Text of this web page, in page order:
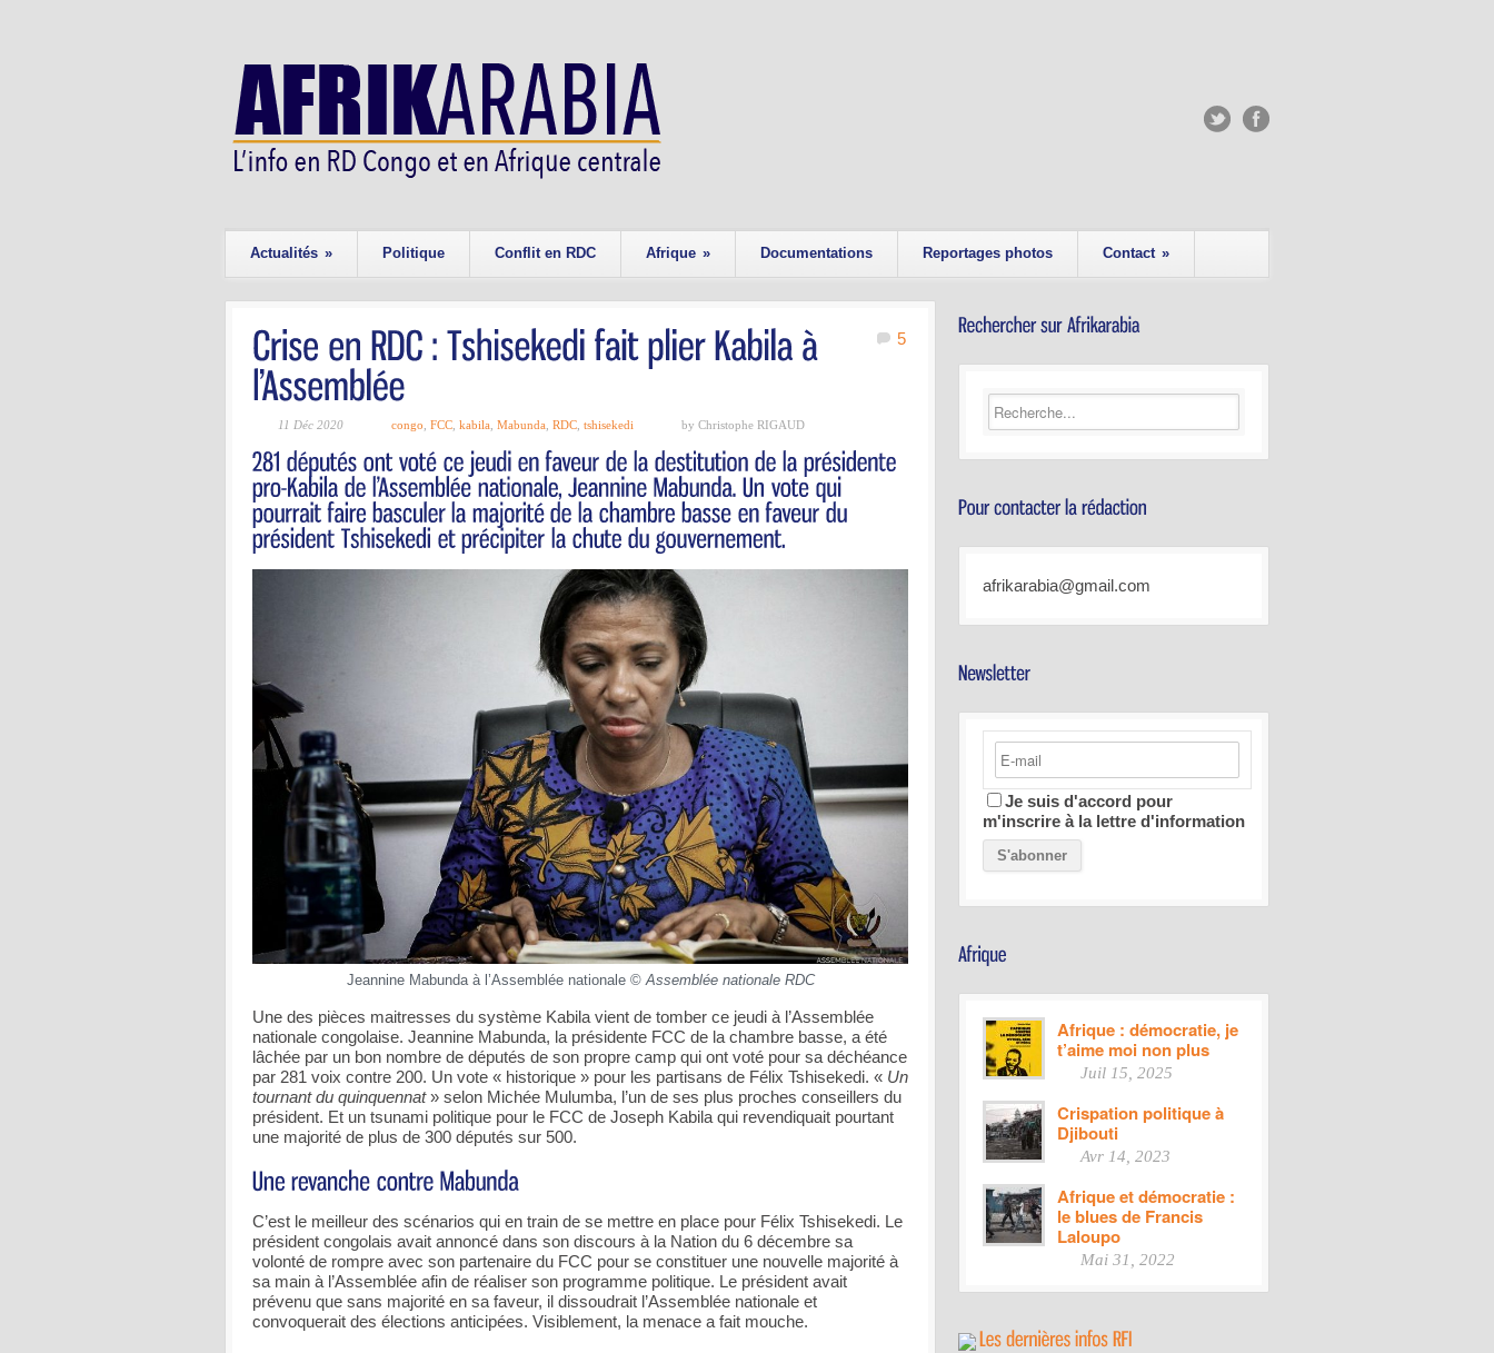
Actualités » Politique Conflit en RDC Afrique » Documentations Reportages photos Contact »
5
11 Déc 2020 congo FCC kabila Mabunda RDC tshisekedi by Christophe RIGAUD
Jeannine Mabunda à l’Assemblée nationale ©Assemblée nationale RDC
Une des pièces maitresses du système Kabila vient de tomber ce jeudi à l’Assemblée
nationale congolaise. Jeannine Mabunda, la présidente FCC de la chambre basse, a été
lâchée par un bon nombre de députés de son propre camp qui ont voté pour sa déchéance
par 281 voix contre 200. Un vote « historique » pour les partisans de Félix Tshisekedi. « Un
tournant du quinquennat» selon Michée Mulumba, l’un de ses plus proches conseillers du
président. Et un tsunami politique pour le FCC de Joseph Kabila qui revendiquait pourtant
une majorité de plus de 300 députés sur 500.
C’est le meilleur des scénarios qui en train de se mettre en place pour Félix Tshisekedi. Le
président congolais avait annoncé dans son discours à la Nation du 6 décembre sa
volonté de rompre avec son partenaire du FCC pour se constituer une nouvelle majorité à
sa main à l’Assemblée afin de réaliser son programme politique. Le président avait
prévenu que sans majorité en sa faveur, il dissoudrait l’Assemblée nationale et
convoquerait des élections anticipées. Visiblement, la menace a fait mouche.
afrikarabia@gmail.com
Je suis d'accord pour
m'inscrire à la lettre d'information
Afrique : démocratie, je
t’aime moi non plus
Juil 15, 2025
Crispation politique à
Djibouti
Avr 14, 2023
Afrique et démocratie :
le blues de Francis
Laloupo
Mai 31, 2022